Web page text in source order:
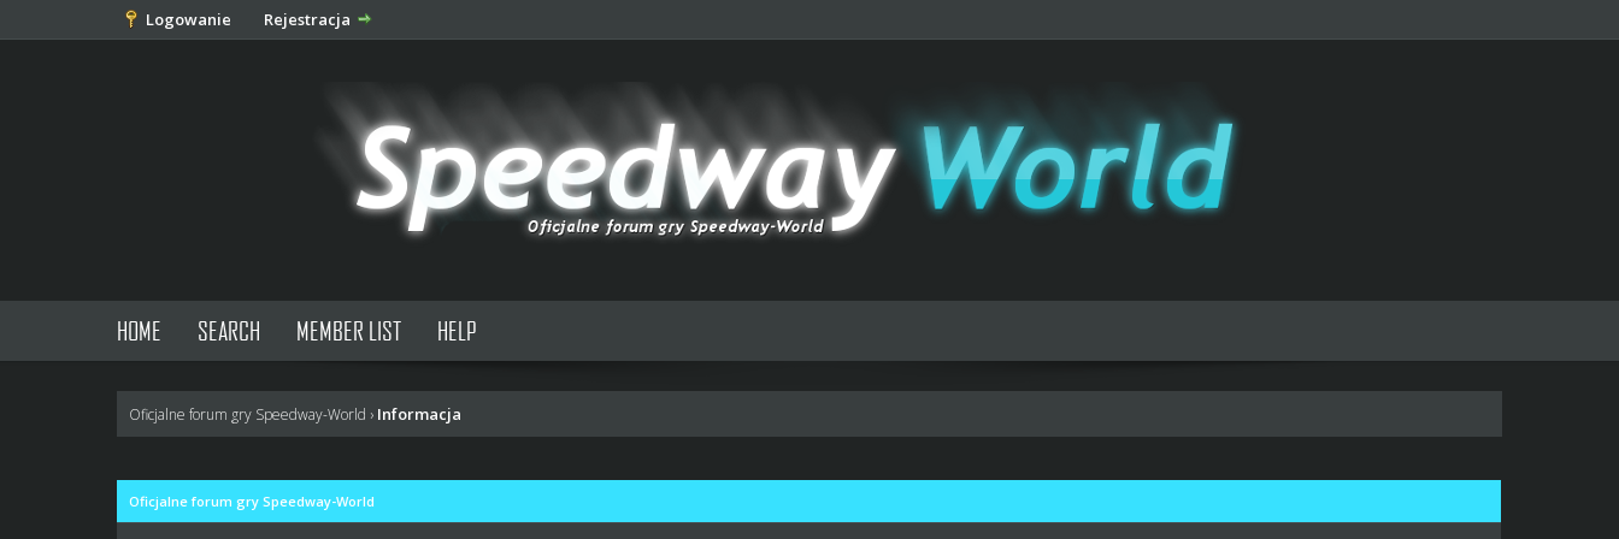
Logowanie Rejestracja
HOME SEARCH MEMBER LIST HELP
Oficjalne forum gry Speedway-World › Informacja
Oficjalne forum gry Speedway-World